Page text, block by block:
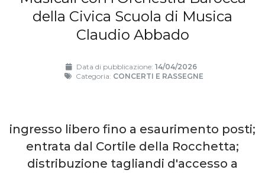
della Civica Scuola di Musica
Claudio Abbado
Data di pubblicazione: 14/04/2026
Categoria: CONCERTI E RASSEGNE
ingresso libero fino a esaurimento posti;
entrata dal Cortile della Rocchetta;
distribuzione tagliandi d'accesso a